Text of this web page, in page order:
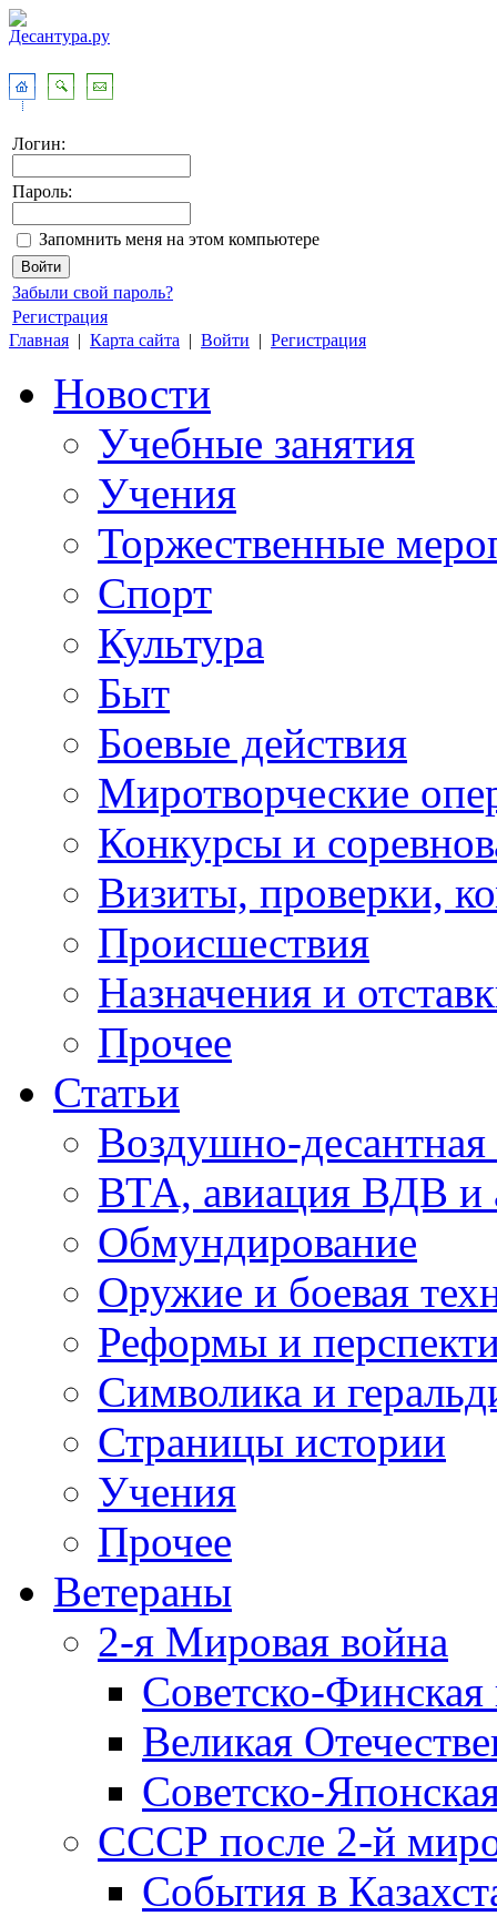
Логин:
Пароль:
Запомнить меня на этом компьютере
Забыли свой пароль?
Регистрация
Главная | Карта сайта | Войти | Регистрация
Новости
Учебные занятия
Учения
Торжественные
Спорт
Культура
Быт
Боевые действия
Миротворческие
Конкурсы и
Визиты, проверки,
Происшествия
Назначения и
Прочее
Статьи
Воздушно-десантная
ВТА, авиация ВДВ и
Обмундирование
Оружие и боевая
Реформы и
Символика и
Страницы истории
Учения
Прочее
Ветераны
2-я Мировая война
Советско-
Великая
Советско-
СССР после 2-й
События в